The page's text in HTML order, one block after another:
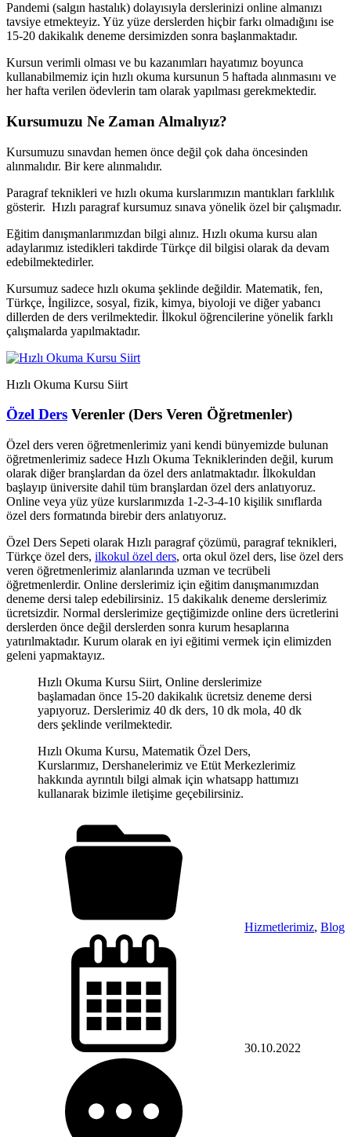
Pandemi (salgın hastalık) dolayısıyla derslerinizi online almanızı
tavsiye etmekteyiz. Yüz yüze derslerden hiçbir farkı olmadığını ise
15-20 dakikalık deneme dersimizden sonra başlanmaktadır.
Kursun verimli olması ve bu kazanımları hayatımız boyunca
kullanabilmemiz için hızlı okuma kursunun 5 haftada alınmasını ve
her hafta verilen ödevlerin tam olarak yapılması gerekmektedir.
Kursumuzu Ne Zaman Almalıyız?
Kursumuzu sınavdan hemen önce değil çok daha öncesinden
alınmalıdır. Bir kere alınmalıdır.
Paragraf teknikleri ve hızlı okuma kurslarımızın mantıkları farklılık
gösterir. Hızlı paragraf kursumuz sınava yönelik özel bir çalışmadır.
Eğitim danışmanlarımızdan bilgi alınız. Hızlı okuma kursu alan
adaylarımız istedikleri takdirde Türkçe dil bilgisi olarak da devam
edebilmektedirler.
Kursumuz sadece hızlı okuma şeklinde değildir. Matematik, fen,
Türkçe, İngilizce, sosyal, fizik, kimya, biyoloji ve diğer yabancı
dillerden de ders verilmektedir. İlkokul öğrencilerine yönelik farklı
çalışmalarda yapılmaktadır.
Hızlı Okuma Kursu Siirt
Özel Ders Verenler (Ders Veren Öğretmenler)
Özel ders veren öğretmenlerimiz yani kendi bünyemizde bulunan
öğretmenlerimiz sadece Hızlı Okuma Tekniklerinden değil, kurum
olarak diğer branşlardan da özel ders anlatmaktadır. İlkokuldan
başlayıp üniversite dahil tüm branşlardan özel ders anlatıyoruz.
Online veya yüz yüze kurslarımızda 1-2-3-4-10 kişilik sınıflarda
özel ders formatında birebir ders anlatıyoruz.
Özel Ders Sepeti olarak Hızlı paragraf çözümü, paragraf teknikleri,
Türkçe özel ders, ilkokul özel ders, orta okul özel ders, lise özel ders
veren öğretmenlerimiz alanlarında uzman ve tecrübeli
öğretmenlerdir. Online derslerimiz için eğitim danışmanımızdan
deneme dersi talep edebilirsiniz. 15 dakikalık deneme derslerimiz
ücretsizdir. Normal derslerimize geçtiğimizde online ders ücretlerini
derslerden önce değil derslerden sonra kurum hesaplarına
yatırılmaktadır. Kurum olarak en iyi eğitimi vermek için elimizden
geleni yapmaktayız.
Hızlı Okuma Kursu Siirt, Online derslerimize
başlamadan önce 15-20 dakikalık ücretsiz deneme dersi
yapıyoruz. Derslerimiz 40 dk ders, 10 dk mola, 40 dk
ders şeklinde verilmektedir.
Hızlı Okuma Kursu, Matematik Özel Ders,
Kurslarımız, Dershanelerimiz ve Etüt Merkezlerimiz
hakkında ayrıntılı bilgi almak için whatsapp hattımızı
kullanarak bizimle iletişime geçebilirsiniz.
Hizmetlerimiz, Blog
30.10.2022